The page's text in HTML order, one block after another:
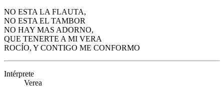
NO ESTA LA FLAUTA,
NO ESTA EL TAMBOR
NO HAY MAS ADORNO,
QUE TENERTE A MI VERA
ROCÍO, Y CONTIGO ME CONFORMO
Intérprete
Verea